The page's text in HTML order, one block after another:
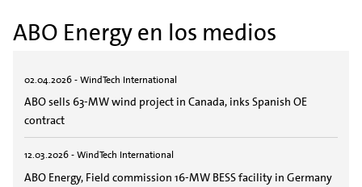
ABO Energy en los medios
02.04.2026 - WindTech International
ABO sells 63-MW wind project in Canada, inks Spanish OE
contract
12.03.2026 - WindTech International
ABO Energy, Field commission 16-MW BESS facility in Germany